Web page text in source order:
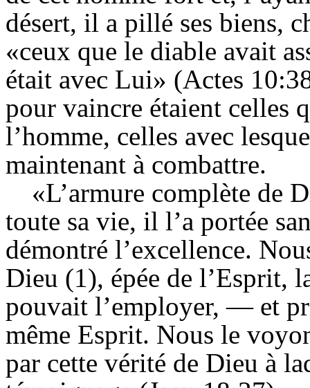
désert, il a pillé ses biens,
«ceux que le diable avait
était avec Lui» (Actes
pour vaincre étaient celles
l’homme, celles avec
maintenant à combattre.
«L’armure complète de
toute sa vie, il l’a portée
démontré l’excellence.
Dieu (1), épée de l’Esprit,
pouvait l’employer, — et
même Esprit. Nous le
par cette vérité de Dieu à